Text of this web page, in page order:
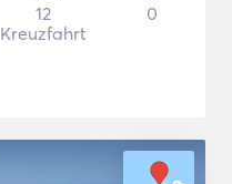
12
Kreuzfahrt
0